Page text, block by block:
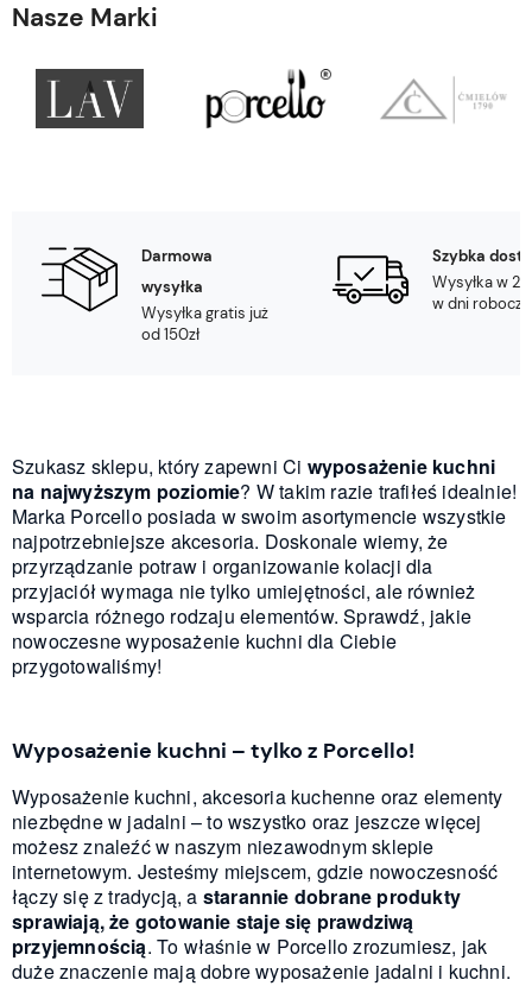
Nasze Marki
Darmowa
wysyłka
Wysyłka gratis już
od 150zł
Szybka
Wysyłka w
w dni robocze
Szukasz sklepu, który zapewni Ci wyposażenie kuchni
na najwyższym poziomie? W takim razie trafiłeś idealnie!
Marka Porcello posiada w swoim asortymencie wszystkie
najpotrzebniejsze akcesoria. Doskonale wiemy, że
przyrządzanie potraw i organizowanie kolacji dla
przyjaciół wymaga nie tylko umiejętności, ale również
wsparcia różnego rodzaju elementów. Sprawdź, jakie
nowoczesne wyposażenie kuchni dla Ciebie
przygotowaliśmy!
Wyposażenie kuchni – tylko z Porcello!
Wyposażenie kuchni, akcesoria kuchenne oraz elementy
niezbędne w jadalni – to wszystko oraz jeszcze więcej
możesz znaleźć w naszym niezawodnym sklepie
internetowym. Jesteśmy miejscem, gdzie nowoczesność
łączy się z tradycją, a starannie dobrane produkty
sprawiają, że gotowanie staje się prawdziwą
przyjemnością. To właśnie w Porcello zrozumiesz, jak
duże znaczenie mają dobre wyposażenie jadalni i kuchni.